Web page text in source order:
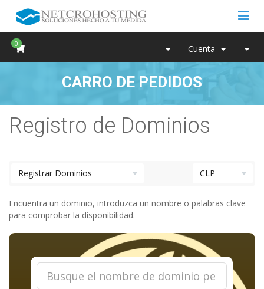
0 Cuenta
CARRO DE PEDIDOS
Registro de Dominios
Encuentra un dominio, introduzca un nombre o palabras clave
para comprobar la disponibilidad.